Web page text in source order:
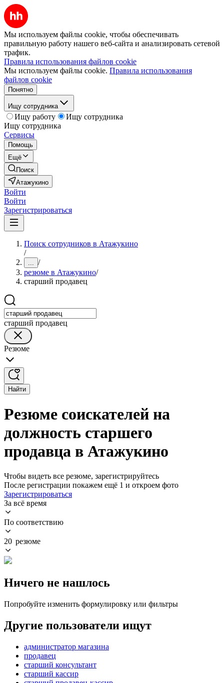
Мы используем файлы cookie, чтобы обеспечивать
правильную работу нашего веб-сайта и анализировать сетевой
трафик.
Правила использования файлов cookie
Мы используем файлы cookie. Правила использования
файлов cookie
Понятно
Ищу сотрудника
Ищу работу
Ищу сотрудника
Ищу сотрудника
Сервисы
Помощь
Ещё
Поиск
Атажукино
Войти
Войти
Зарегистрироваться
Поиск сотрудников в Атажукино
/
... /
резюме в Атажукино/
старший продавец
старший продавец
Резюме
Найти
Резюме соискателей на
должность старшего
продавца в Атажукино
Чтобы видеть все резюме, зарегистрируйтесь
После регистрации покажем ещё 1 и откроем фото
Зарегистрироваться
За всё время
По соответствию
20 резюме
Ничего не нашлось
Попробуйте изменить формулировку или фильтры
Другие пользователи ищут
администратор магазина
продавец
старший консультант
старший кассир